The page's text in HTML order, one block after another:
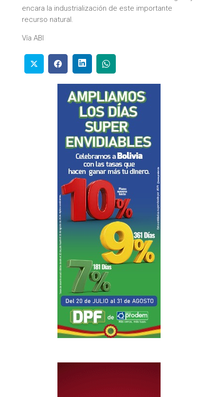
encara la industrialización de este importante
recurso natural.
Vía ABI